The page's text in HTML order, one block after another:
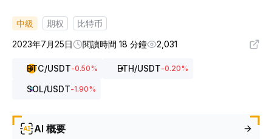
中級 期权
比特币
2023年7月25日
閱讀時間 18 分鐘 2,031
BTC/USDT-0.50% ETH/USDT-0.20%
SOL/USDT-1.90%
AI 概要